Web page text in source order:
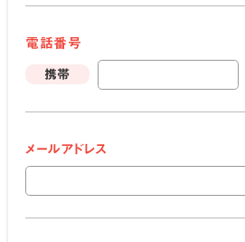
電話番号
携帯
メールアドレス